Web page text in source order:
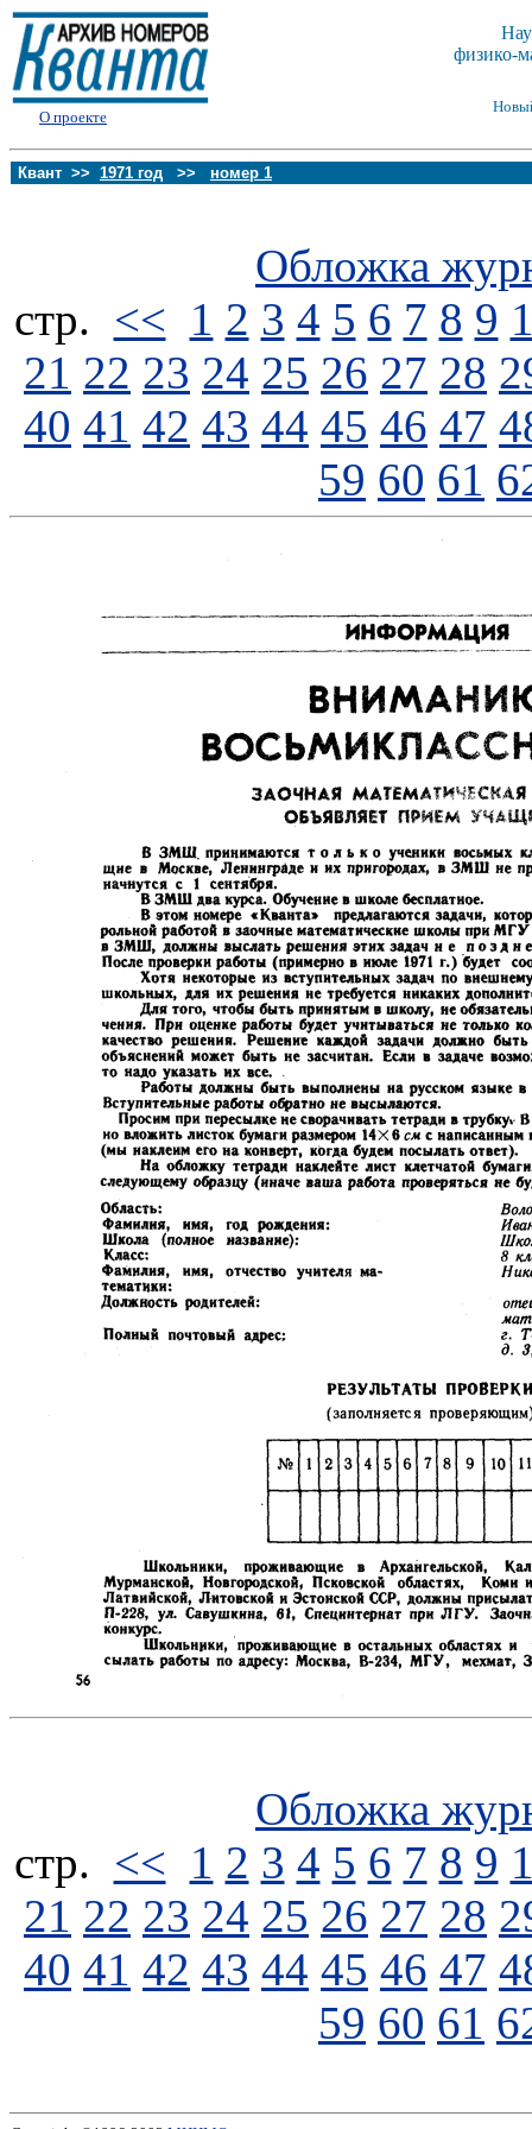
О проекте
физико-
Квант >> 1971 год >> номер 1
Обложка
стp. << 1 2 3 4 5 6 7 8 9
21 22 23 24 25 26 27 28
40 41 42 43 44 45 46 47
59 60 61
Обложка
стp. << 1 2 3 4 5 6 7 8 9
21 22 23 24 25 26 27 28
40 41 42 43 44 45 46 47
59 60 61